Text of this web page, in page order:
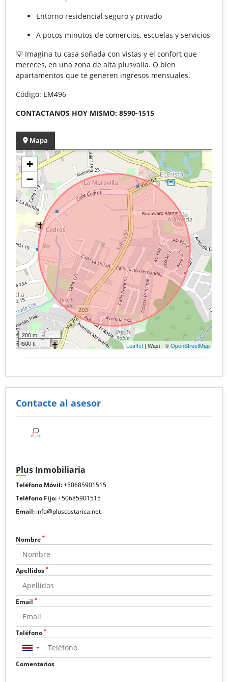
Entorno residencial seguro y privado
A pocos minutos de comercios, escuelas y servicios
💡 Imagina tu casa soñada con vistas y el confort que
mereces, en una zona de alta plusvalía. O bien
apartamentos que te generen ingresos mensuales.
Código: EM496
CONTACTANOS HOY MISMO: 8590-1515
Mapa
+
−
200 m
500 ft
Leaflet | Wasi - ©OpenStreetMap
Contacte al asesor
Plus Inmobiliaria
Teléfono Móvil:+50685901515
Teléfono Fijo:+50685901515
Email: info@pluscostarica.net
Nombre *
Apellidos *
Email *
Teléfono *
▼
Comentarios